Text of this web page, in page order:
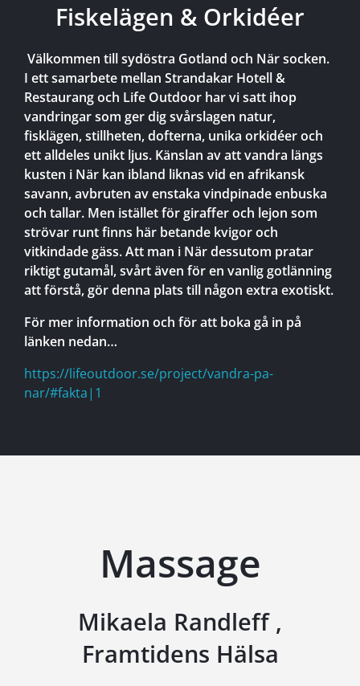
Fiskelägen & Orkidéer
Välkommen till sydöstra Gotland och När socken.
I ett samarbete mellan Strandakar Hotell &
Restaurang och Life Outdoor har vi satt ihop
vandringar som ger dig svårslagen natur,
fisklägen, stillheten, dofterna, unika orkidéer och
ett alldeles unikt ljus. Känslan av att vandra längs
kusten i När kan ibland liknas vid en afrikansk
savann, avbruten av enstaka vindpinade enbuska
och tallar. Men istället för giraffer och lejon som
strövar runt finns här betande kvigor och
vitkindade gäss. Att man i När dessutom pratar
riktigt gutamål, svårt även för en vanlig gotlänning
att förstå, gör denna plats till någon extra exotiskt.
För mer information och för att boka gå in på
länken nedan…
https://lifeoutdoor.se/project/vandra-pa-
nar/#fakta|1
Massage
Mikaela Randleff ,
Framtidens Hälsa